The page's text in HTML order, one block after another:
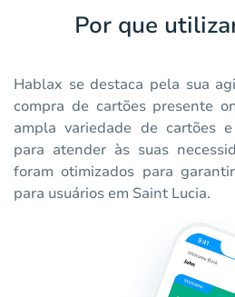
Por que
Hablax se destaca pela sua
compra de cartões presente
ampla variedade de cartões
para atender às suas
foram otimizados para
para usuários em Saint Lucia.